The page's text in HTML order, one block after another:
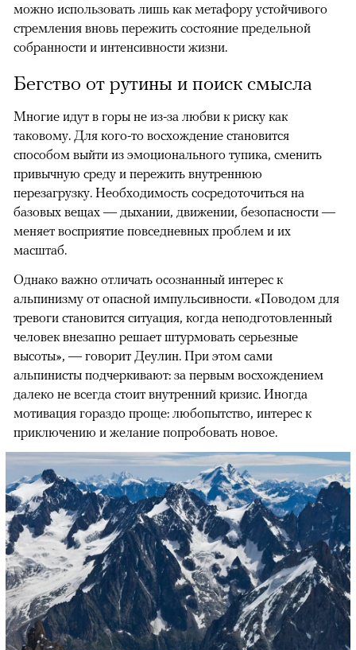
можно использовать лишь как метафору устойчивого
стремления вновь пережить состояние предельной
собранности и интенсивности жизни.
Бегство от рутины и поиск смысла
Многие идут в горы не из-за любви к риску как
таковому. Для кого-то восхождение становится
способом выйти из эмоционального тупика, сменить
привычную среду и пережить внутреннюю
перезагрузку. Необходимость сосредоточиться на
базовых вещах — дыхании, движении, безопасности —
меняет восприятие повседневных проблем и их
масштаб.
Однако важно отличать осознанный интерес к
альпинизму от опасной импульсивности. «Поводом для
тревоги становится ситуация, когда неподготовленный
человек внезапно решает штурмовать серьезные
высоты», — говорит Деулин. При этом сами
альпинисты подчеркивают: за первым восхождением
далеко не всегда стоит внутренний кризис. Иногда
мотивация гораздо проще: любопытство, интерес к
приключению и желание попробовать новое.